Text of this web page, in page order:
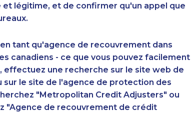
légitime, et de confirmer qu'un appel que
tant qu'agence de recouvrement dans
canadiens - ce que vous pouvez facilement
effectuez une recherche sur le site web de
le site de l'agence de protection des
"Metropolitan Credit Adjusters" ou
"Agence de recouvrement de crédit